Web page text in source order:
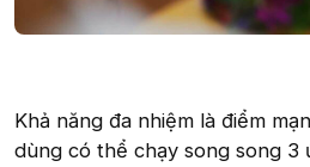
Khả năng đa nhiệm là điểm
dùng có thể chạy song song 3